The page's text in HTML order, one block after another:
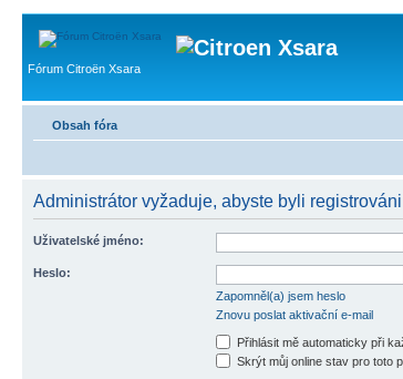
Fórum Citroën Xsara
Obsah fóra
Administrátor vyžaduje, abyste byli
Uživatelské jméno:
Heslo:
Zapomněl(a) jsem heslo
Znovu poslat aktivační e-mail
Přihlásit mě automaticky při
Skrýt můj online stav pro toto